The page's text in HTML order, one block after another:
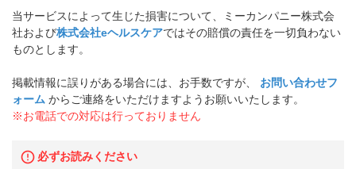
当サービスによって生じた損害について、ミーカンパニー株式会
社および株式会社eヘルスケアではその賠償の責任を一切負わない
ものとします。
掲載情報に誤りがある場合には、お手数ですが、
お問い合わせフ
ォーム からご連絡をいただけますようお願いいたします。
※お電話での対応は行っておりません
必ずお読みください